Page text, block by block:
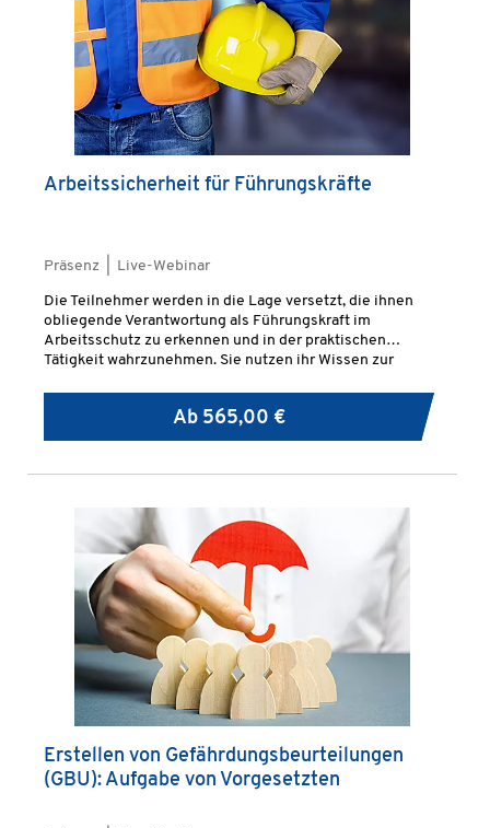
Arbeitssicherheit für Führungskräfte
Präsenz | Live-Webinar
Die Teilnehmer werden in die Lage versetzt, die ihnen
obliegende Verantwortung als Führungskraft im
Arbeitsschutz zu erkennen und in der praktischen
Tätigkeit wahrzunehmen. Sie nutzen ihr Wissen zur
Ab 565,00 €
Erstellen von Gefährdungsbeurteilungen
(GBU): Aufgabe von Vorgesetzten